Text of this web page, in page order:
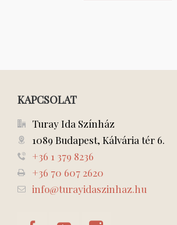
KAPCSOLAT
Turay Ida Színház
1089 Budapest, Kálvária tér 6.
+36 1 379 8236
+36 70 607 2620
info@turayidaszinhaz.hu